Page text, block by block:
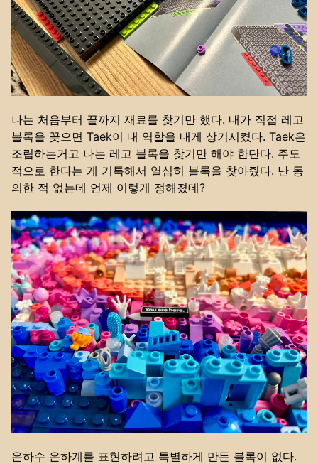
나는 처음부터 끝까지 재료를 찾기만 했다. 내가 직접 레고
블록을 꽂으면 Taek이 내 역할을 내게 상기시켰다. Taek은
조립하는거고 나는 레고 블록을 찾기만 해야 한단다. 주도
적으로 한다는 게 기특해서 열심히 블록을 찾아줬다. 난 동
의한 적 없는데 언제 이렇게 정해졌데?
은하수 은하계를 표현하려고 특별하게 만든 블록이 없다.